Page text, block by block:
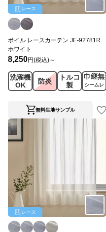
レース
ボイル レースカーテン JE-92781R
ホワイト
8,250円(税込)～
洗濯機
OK
防炎
トルコ
製
巾継無
シームレ
ス
無料生地サンプル
レース